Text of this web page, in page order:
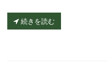
続きを読む